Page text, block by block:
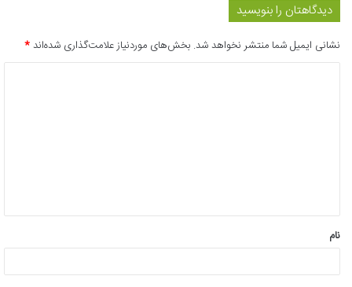
دیدگاهتان را بنویسید
نشانی ایمیل شما منتشر نخواهد شد. بخش‌های موردنیاز علامت‌گذاری شده‌اند*
*
نام